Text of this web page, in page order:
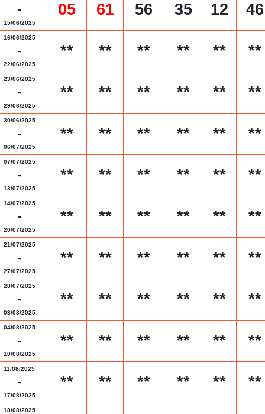
-
15/06/2025
05 61 56 35 12 46
16/06/2025
-
22/06/2025
** ** ** ** ** **
23/06/2025
-
29/06/2025
** ** ** ** ** **
30/06/2025
-
06/07/2025
** ** ** ** ** **
07/07/2025
-
13/07/2025
** ** ** ** ** **
14/07/2025
-
20/07/2025
** ** ** ** ** **
21/07/2025
-
27/07/2025
** ** ** ** ** **
28/07/2025
-
03/08/2025
** ** ** ** ** **
04/08/2025
-
10/08/2025
** ** ** ** ** **
11/08/2025
-
17/08/2025
** ** ** ** ** **
18/08/2025